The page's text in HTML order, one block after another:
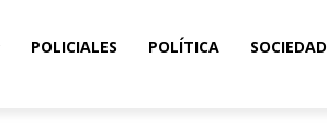
POLICIALES POLÍTICA SOCIEDAD